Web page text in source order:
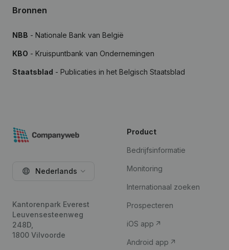
Bronnen
NBB - Nationale Bank van België
KBO - Kruispuntbank van Ondernemingen
Staatsblad - Publicaties in het Belgisch Staatsblad
Nederlands
Kantorenpark Everest
Leuvensesteenweg
248D,
1800 Vilvoorde
Product
Bedrijfsinformatie
Monitoring
Internationaal zoeken
Prospecteren
iOS app
Android app